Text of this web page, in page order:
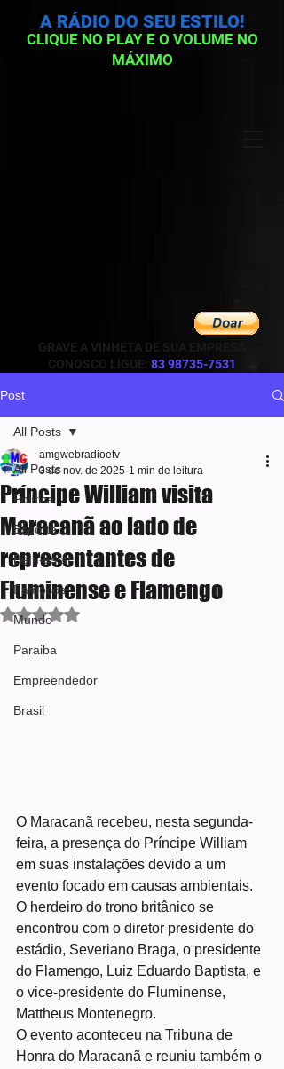
GRAVE A VINHETA DE SUA EMPRESA
CONOSCO LIGUE:
83 98735-7531
CLIQUE NO PLAY E O VOLUME NO
MÁXIMO
A RÁDIO DO SEU ESTILO!
Post
All Posts
Política
Esporte
Bem-estar
Famosos
Mundo
Paraiba
Empreendedor
Brasil
All Posts
Príncipe William visita
Maracanã ao lado de
representantes de
Fluminense e Flamengo
amgwebradioetv
3 de nov. de 2025 1 min de leitura
Avaliado com NaN de 5 estrelas.
O Maracanã recebeu, nesta segunda-
feira, a presença do Príncipe William
em suas instalações devido a um
evento focado em causas ambientais.
O herdeiro do trono britânico se
encontrou com o diretor presidente do
estádio, Severiano Braga, o presidente
do Flamengo, Luiz Eduardo Baptista, e
o vice-presidente do Fluminense,
Mattheus Montenegro.
O evento aconteceu na Tribuna de
Honra do Maracanã e reuniu também o